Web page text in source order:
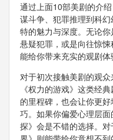
通过上面10部美剧的介
谋斗争、犯罪推理到科
特的魅力与深度。无论
悬疑犯罪，或是向往惊
能给你带来充实的观剧体
对于初次接触美剧的观
《权力的游戏》这类经
的里程碑，也会让你更
巧。如果你偏爱心理层
探》会是不错的选择。